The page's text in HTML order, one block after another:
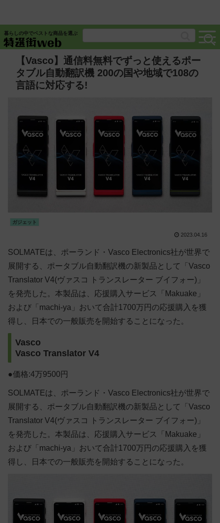
暮らしの中でベストな商品を選ぶ
【Vasco】通信料無料でずっと使えるポー
タブル自動翻訳機 200の国や地域で108の
言語に対応する!
ガジェット
2023.04.16
SOLMATEは、ポーランド・Vasco Electronics社が世界で
展開する、ポータブル自動翻訳機の新製品として「Vasco
Translator V4(ヴァスコ トランスレーター ブイフォー)」
を発売した。本製品は、応援購入サービス「Makuake」
および「machi-ya」おいて合計1700万円の応援購入を獲
得し、日本での一般販売を開始することになった。
Vasco
Vasco Translator V4
●価格:4万9500円
SOLMATEは、ポーランド・Vasco Electronics社が世界で
展開する、ポータブル自動翻訳機の新製品として「Vasco
Translator V4(ヴァスコ トランスレーター ブイフォー)」
を発売した。本製品は、応援購入サービス「Makuake」
および「machi-ya」おいて合計1700万円の応援購入を獲
得し、日本での一般販売を開始することになった。